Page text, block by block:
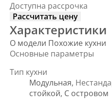
Доступна рассрочка
Рассчитать цену
Характеристики
О модели Похожие кухни
Основные параметры
Тип кухни
Модульная,
стойкой, С островом